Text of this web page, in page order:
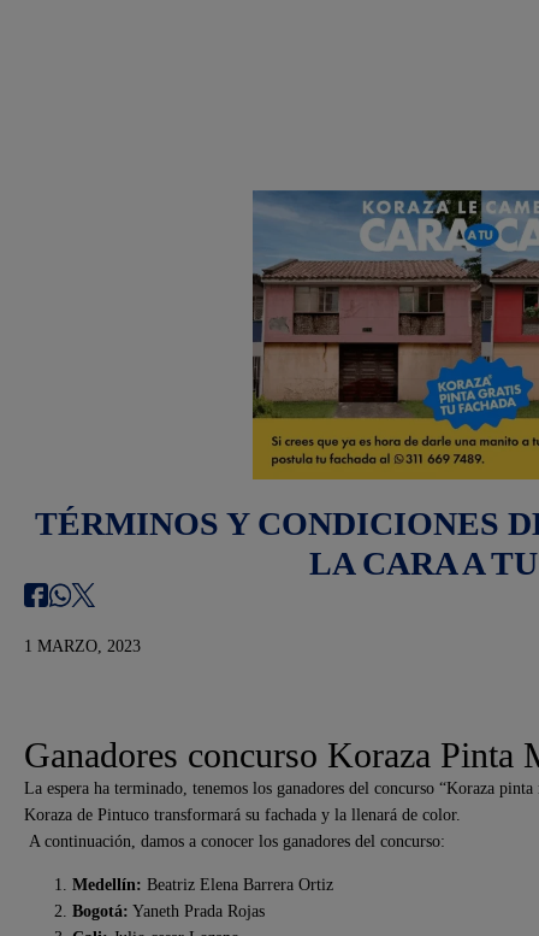
TÉRMINOS Y CONDICIONES
LA CARA A
1 MARZO, 2023
Ganadores concurso Koraza Pinta
La espera ha terminado, tenemos los ganadores del concurso “Koraza
Koraza de Pintuco transformará su fachada y la llenará de color.
A continuación, damos a conocer los ganadores del concurso:
Medellín: Beatriz Elena Barrera Ortiz
Bogotá: Yaneth Prada Rojas